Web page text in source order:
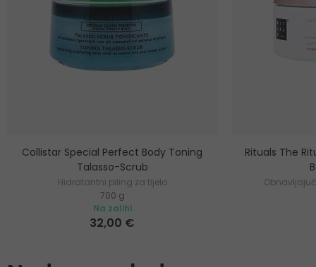
Collistar Special Perfect Body Toning
Talasso-Scrub
Hidratantni piling za tijelo
700 g
Na zalihi
32,00 €
Rituals The